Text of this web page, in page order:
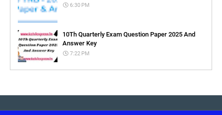
6:30 PM
10Th Quarterly Exam Question Paper 2025 And
Answer Key
7:22 PM